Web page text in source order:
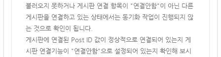
불러오지 못하거나 게시판 연결 항목이 "연결안함"이 아닌 다른
게시판을 연결하고 있는 상태에서는 동기화 작업이 진행되지 않
는 것으로 확인이 됩니다.
게시판에 연결된 Post ID 값이 정상적으로 연결되어 있는지 게
시판 연결기능이 "연결안함"으로 설정되어 있는지 확인해 보시